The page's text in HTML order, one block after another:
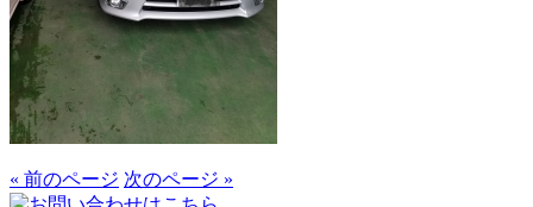
« 前のページ 次のページ »